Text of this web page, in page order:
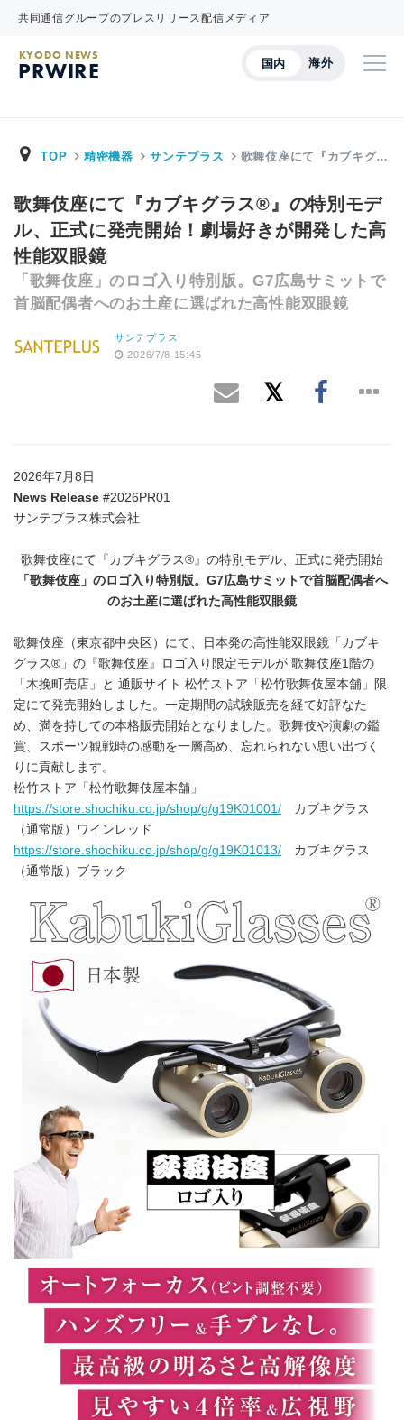
共同通信グループのプレスリリース配信メディア
国内 海外
KYODO NEWS
PRWIRE
TOP 精密機器 サンテプラス 歌舞伎座にて『カブキグ…
歌舞伎座にて『カブキグラス®』の特別モデ
ル、正式に発売開始！劇場好きが開発した高
性能双眼鏡
「歌舞伎座」のロゴ入り特別版。G7広島サミットで
首脳配偶者へのお土産に選ばれた高性能双眼鏡
サンテプラス
2026/7/8 15:45
2026年7月8日
News Release #2026PR01
サンテプラス株式会社
歌舞伎座にて『カブキグラス®』の特別モデル、正式に発売開始
「歌舞伎座」のロゴ入り特別版。 G7広島サミットで首脳配偶者へ
のお土産に選ばれた高性能双眼鏡
歌舞伎座（東京都中央区）にて、日本発の高性能双眼鏡「カブキ
グラス®」の『歌舞伎座』ロゴ入り限定モデルが 歌舞伎座1階の
「木挽町売店」と 通販サイト 松竹ストア「松竹歌舞伎屋本舗」限
定にて発売開始しました。一定期間の試験販売を経て好評なた
め、満を持しての本格販売開始となりました。歌舞伎や演劇の鑑
賞、スポーツ観戦時の感動を一層高め、忘れられない思い出づく
りに貢献します。
松竹ストア「松竹歌舞伎屋本舗」
https://store.shochiku.co.jp/shop/g/g19K01001/ カブキグラス
（通常版）ワインレッド
https://store.shochiku.co.jp/shop/g/g19K01013/ カブキグラス
（通常版）ブラック